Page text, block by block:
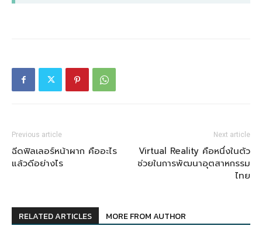
Previous article
ฉีดฟิลเลอร์หน้าผาก คืออะไร
แล้วดีอย่างไร
Next article
Virtual Reality คือหนึ่งในตัว
ช่วยในการพัฒนาอุตสาหกรรม
ไทย
RELATED ARTICLES MORE FROM AUTHOR